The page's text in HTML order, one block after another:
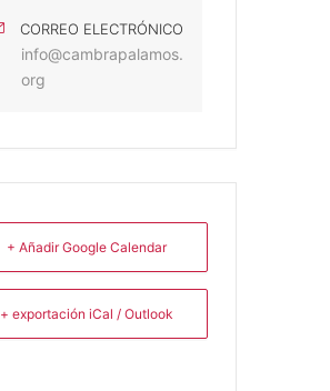
CORREO ELECTRÓNICO
info@cambrapalamos.
org
+ Añadir Google Calendar
+ exportación iCal / Outlook